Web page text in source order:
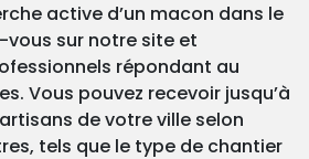
active d’un macon dans le
vous sur notre site et
répondant au
Vous pouvez recevoir jusqu’à
de votre ville selon
tels que le type de chantier